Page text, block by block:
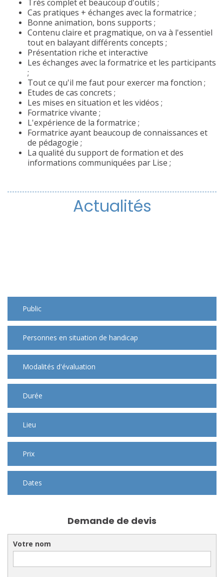
Très complet et beaucoup d'outils ;
Cas pratiques + échanges avec la formatrice ;
Bonne animation, bons supports ;
Contenu claire et pragmatique, on va à l'essentiel
tout en balayant différents concepts ;
Présentation riche et interactive
Les échanges avec la formatrice et les participants
;
Tout ce qu'il me faut pour exercer ma fonction ;
Etudes de cas concrets ;
Les mises en situation et les vidéos ;
Formatrice vivante ;
L'expérience de la formatrice ;
Formatrice ayant beaucoup de connaissances et
de pédagogie ;
La qualité du support de formation et des
informations communiquées par Lise ;
Actualités
Public
Personnes en situation de handicap
Modalités d'évaluation
Durée
Lieu
Prix
Dates
Demande de devis
Votre nom